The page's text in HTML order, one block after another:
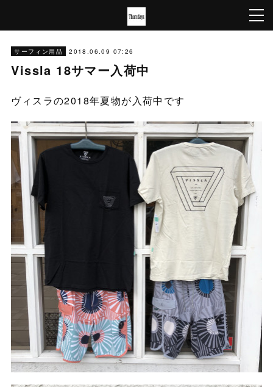
サーフィン用品 2018.06.09 07:26
Vissla 18サマー入荷中
ヴィスラの2018年夏物が入荷中です